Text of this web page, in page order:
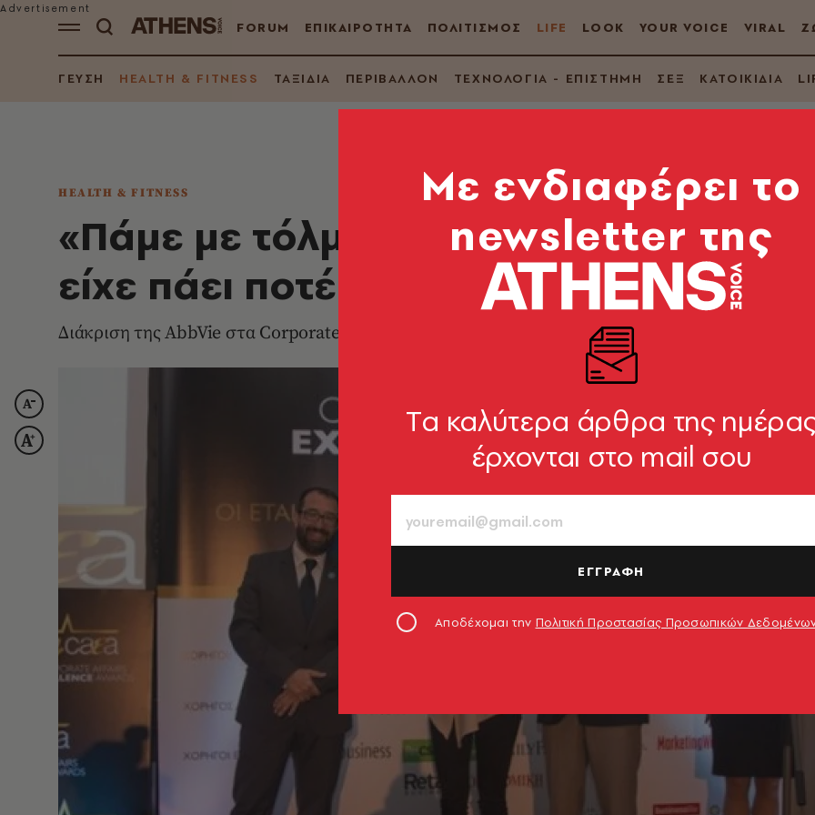
FORUM ΕΠΙΚΑΙΡΟΤΗΤΑ ΠΟΛΙΤΙΣΜΟΣ LIFE LOOK YOUR VOICE VIRAL
ΓΕΥΣΗ HEALTH & FITNESS ΤΑΞΙΔΙΑ ΠΕΡΙΒΑΛΛΟΝ ΤΕΧΝΟΛΟΓΙΑ - ΕΠΙΣΤΗΜΗ ΣΕΞ ΚΑΤΟΙΚΙΔΙΑ
HEALTH & FITNESS
«Πάμε με τόλμη εκεί που κανείς
είχε πάει ποτέ πριν»
Διάκριση της AbbVie στα Corporate Affairs Excellence Awards 2016
Mε ενδιαφέρει το
newsletter της
Tα καλύτερα άρθρα της
έρχονται στο mail σου
ΕΓΓΡΑΦΗ
Αποδέχομαι την Πολιτική Προστασίας Προσωπικών